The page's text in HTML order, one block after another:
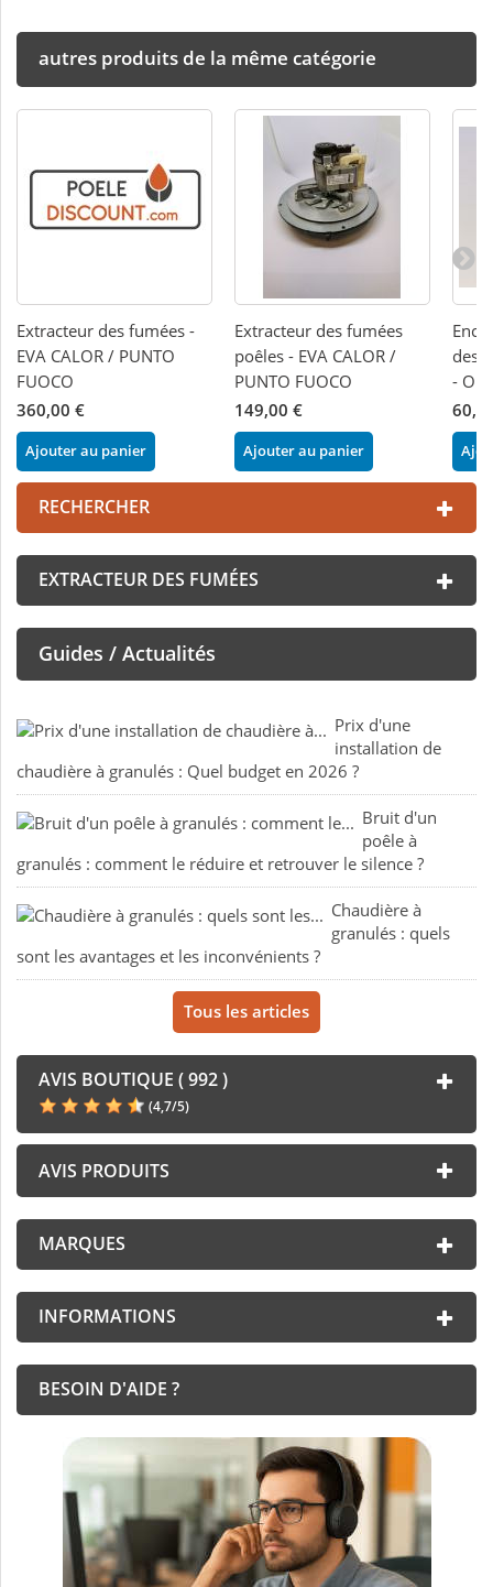
autres produits de la même catégorie
Extracteur des fumées -
EVA CALOR / PUNTO
FUOCO
360,00 €
Ajouter au panier
Extracteur des fumées
poêles - EVA CALOR /
PUNTO FUOCO
149,00 €
Ajouter au panier
des
-
RECHERCHER
EXTRACTEUR DES FUMÉES
Guides / Actualités
Prix d'une
installation de
chaudière à granulés : Quel budget en 2026 ?
Bruit d'un
poêle à
granulés : comment le réduire et retrouver le silence ?
Chaudière à
granulés : quels
sont les avantages et les inconvénients ?
Tous les articles
AVIS BOUTIQUE ( 992 )
(4,7/5)
AVIS PRODUITS
MARQUES
INFORMATIONS
BESOIN D'AIDE ?